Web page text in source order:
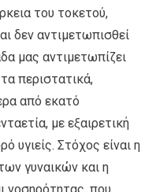
του τοκετού,
δεν αντιμετωπισθεί
μας αντιμετωπίζει
περιστατικά,
από εκατό
με εξαιρετική
υγιείς. Στόχος είναι η
γυναικών και η